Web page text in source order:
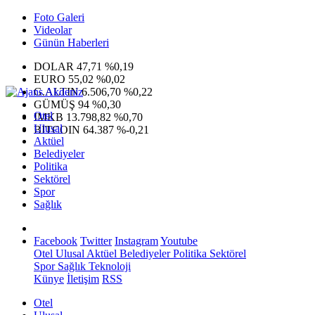
Foto Galeri
Videolar
Günün Haberleri
DOLAR 47,71 %0,19
EURO 55,02 %0,02
G.ALTIN6.506,70 %0,22
GÜMÜŞ 94 %0,30
IMKB 13.798,82 %0,70
BITCOIN 64.387 %-0,21
Otel
Ulusal
Aktüel
Belediyeler
Politika
Sektörel
Spor
Sağlık
Facebook Twitter InstagramYoutube
Otel Ulusal Aktüel BelediyelerPolitika Sektörel
SporSağlık Teknoloji
Künye İletişim RSS
Otel